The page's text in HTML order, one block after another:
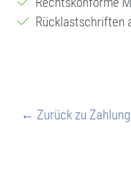
Rücklastschriften
← Zurück zu